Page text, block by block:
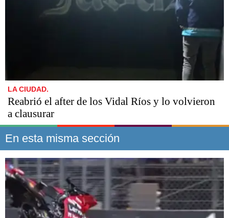
LA CIUDAD.
Reabrió el after de los Vidal Ríos y lo volvieron
a clausurar
En esta misma sección